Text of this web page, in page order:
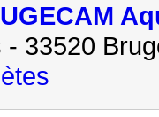
- 33520